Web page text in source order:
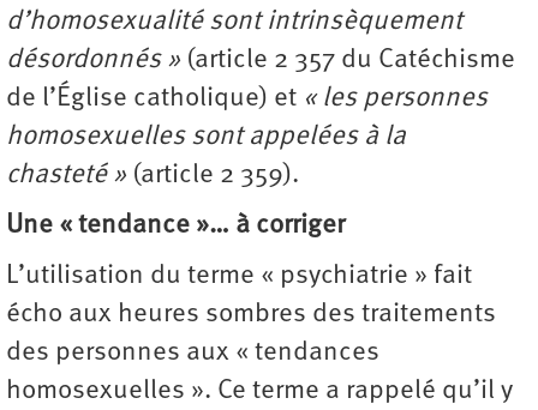
d’homosexualité sont intrinsèquement
désordonnés » (article 2 357 du Catéchisme
de l’Église catholique) et « les personnes
homosexuelles sont appelées à la
chasteté » (article 2 359).
Une « tendance »… à corriger
L’utilisation du terme « psychiatrie » fait
écho aux heures sombres des traitements
des personnes aux « tendances
homosexuelles ». Ce terme a rappelé qu’il y